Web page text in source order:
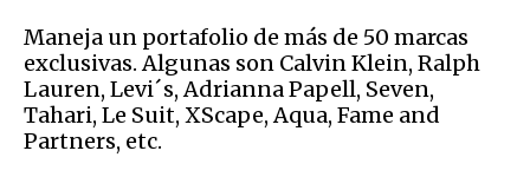
Maneja un portafolio de más de 50 marcas
exclusivas. Algunas son Calvin Klein, Ralph
Lauren, Levi´s, Adrianna Papell, Seven,
Tahari, Le Suit, XScape, Aqua, Fame and
Partners, etc.